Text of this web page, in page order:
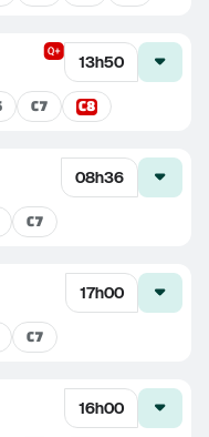
13h50
C7 C8
08h36
C7
17h00
C7
16h00